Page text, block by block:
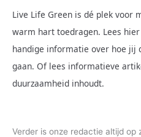
Live Life Green is dé plek voor
warm hart toedragen. Lees
handige informatie over hoe jij
gaan. Of lees informatieve
duurzaamheid inhoudt.
Verder is onze redactie altijd op